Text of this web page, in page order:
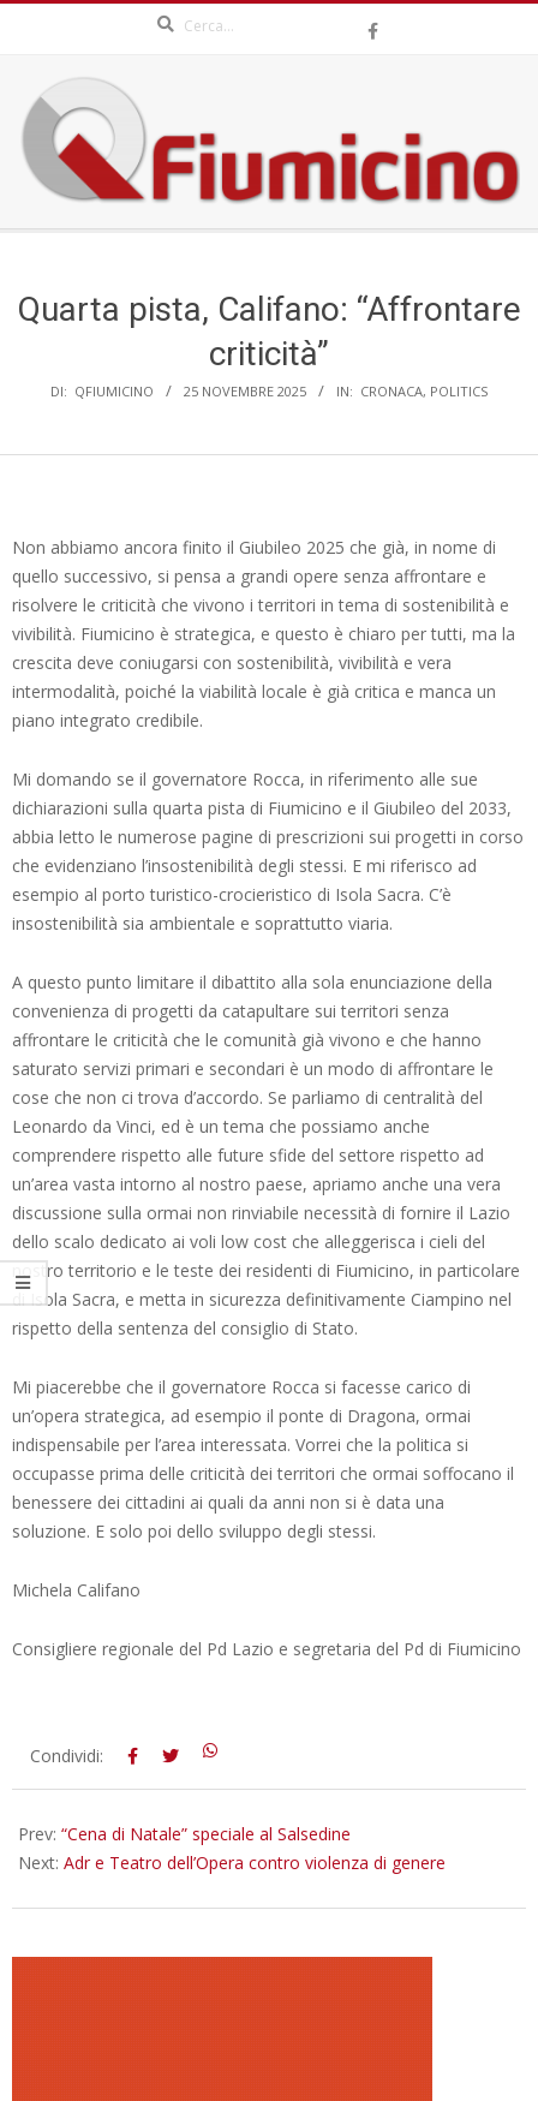
content
QFIUMICINO.COM
MenuQuarta pista, Califano: “Affrontare
criticità”
DI: QFIUMICINO 25 NOVEMBRE 2025 IN: CRONACA, POLITICS
Non abbiamo ancora finito il Giubileo 2025 che già, in nome di
quello successivo, si pensa a grandi opere senza affrontare e
risolvere le criticità che vivono i territori in tema di sostenibilità e
vivibilità. Fiumicino è strategica, e questo è chiaro per tutti, ma la
crescita deve coniugarsi con sostenibilità, vivibilità e vera
intermodalità, poiché la viabilità locale è già critica e manca un
piano integrato credibile.
Mi domando se il governatore Rocca, in riferimento alle sue
dichiarazioni sulla quarta pista di Fiumicino e il Giubileo del 2033,
abbia letto le numerose pagine di prescrizioni sui progetti in corso
che evidenziano l’insostenibilità degli stessi. E mi riferisco ad
esempio al porto turistico-crocieristico di Isola Sacra. C’è
insostenibilità sia ambientale e soprattutto viaria.
A questo punto limitare il dibattito alla sola enunciazione della
convenienza di progetti da catapultare sui territori senza
affrontare le criticità che le comunità già vivono e che hanno
saturato servizi primari e secondari è un modo di affrontare le
cose che non ci trova d’accordo. Se parliamo di centralità del
Leonardo da Vinci, ed è un tema che possiamo anche
comprendere rispetto alle future sfide del settore rispetto ad
un’area vasta intorno al nostro paese, apriamo anche una vera
discussione sulla ormai non rinviabile necessità di fornire il Lazio
dello scalo dedicato ai voli low cost che alleggerisca i cieli del
nostro territorio e le teste dei residenti di Fiumicino, in particolare
di Isola Sacra, e metta in sicurezza definitivamente Ciampino nel
rispetto della sentenza del consiglio di Stato.
Mi piacerebbe che il governatore Rocca si facesse carico di
un’opera strategica, ad esempio il ponte di Dragona, ormai
indispensabile per l’area interessata. Vorrei che la politica si
occupasse prima delle criticità dei territori che ormai soffocano il
benessere dei cittadini ai quali da anni non si è data una
soluzione. E solo poi dello sviluppo degli stessi.
Michela Califano
Consigliere regionale del Pd Lazio e segretaria del Pd di Fiumicino
2025-
Condividi:
Prev: “Cena di Natale” speciale al Salsedine
Next: Adr e Teatro dell’Opera contro violenza di genere